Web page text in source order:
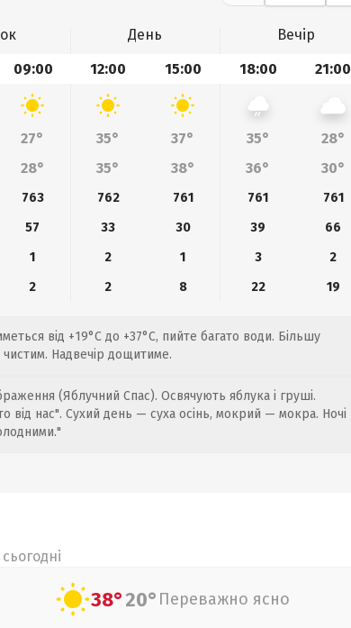
День
Вечір
09:00 12:00 15:00 18:00 21:00
27° 35° 37° 35°
28°
28° 35° 38° 36° 30°
763 762 761 761
761
57 33 30 39
66
1 2 1 3
2
2 2 8 22 19
від +19°C до +37°C, пийте багато води. Більшу
Надвечір дощитиме.
(Яблучний Спас). Освячують яблука і груші.
від нас". Сухий день — суха осінь, мокрий — мокра. Ночі
38°20° Переважно ясно